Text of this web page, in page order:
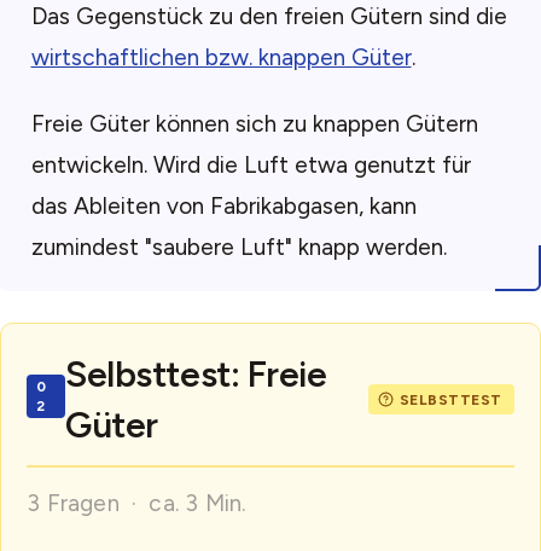
Das Gegenstück zu den freien Gütern sind die
wirtschaftlichen bzw. knappen Güter.
Freie Güter können sich zu knappen Gütern
entwickeln. Wird die Luft etwa genutzt für
das Ableiten von Fabrikabgasen, kann
zumindest "saubere Luft" knapp werden.
Selbsttest: Freie
Güter
3 Fragen · ca. 3 Min.